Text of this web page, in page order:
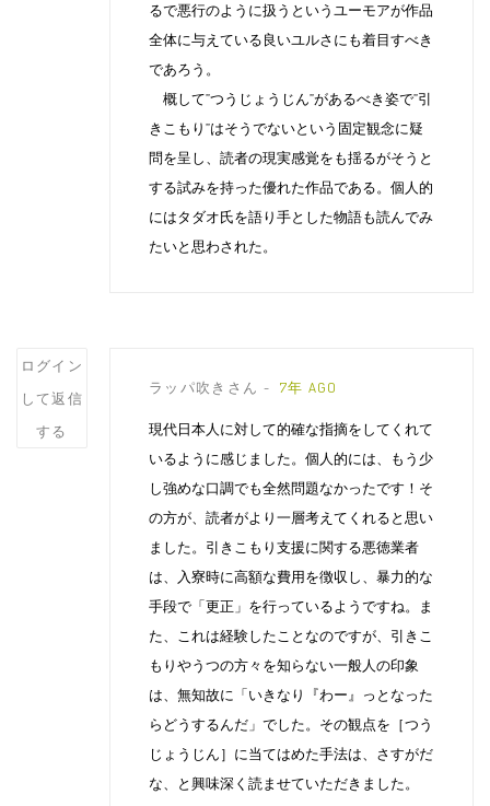
るで悪行のように扱うというユーモアが作品
全体に与えている良いユルさにも着目すべき
であろう。
概して”つうじょうじん”があるべき姿で”引
きこもり”はそうでないという固定観念に疑
問を呈し、読者の現実感覚をも揺るがそうと
する試みを持った優れた作品である。個人的
にはタダオ氏を語り手とした物語も読んでみ
たいと思わされた。
Post
comment
ログイン
して返信
する
ラッパ吹きさん 7年 AGO
現代日本人に対して的確な指摘をしてくれて
いるように感じました。個人的には、もう少
し強めな口調でも全然問題なかったです！そ
の方が、読者がより一層考えてくれると思い
ました。引きこもり支援に関する悪徳業者
は、入寮時に高額な費用を徴収し、暴力的な
手段で「更正」を行っているようですね。ま
た、これは経験したことなのですが、引きこ
もりやうつの方々を知らない一般人の印象
は、無知故に「いきなり『わー』っとなった
らどうするんだ」でした。その観点を［つう
じょうじん］に当てはめた手法は、さすがだ
な、と興味深く読ませていただきました。